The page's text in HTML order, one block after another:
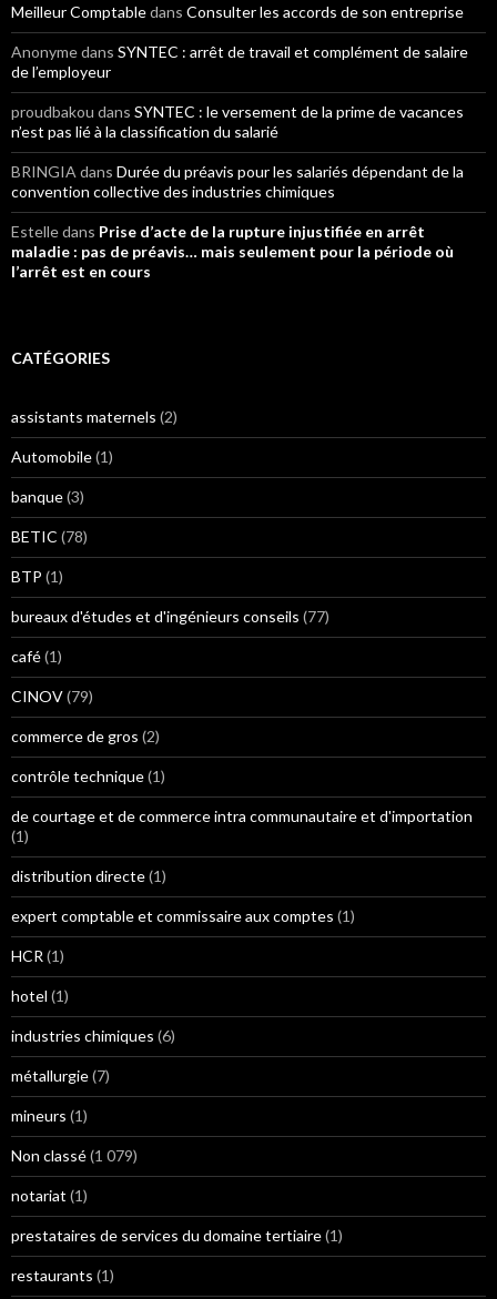
Meilleur Comptabledans Consulter les accords de son entreprise
Anonymedans SYNTEC : arrêt de travail et complément de salaire
de l’employeur
proudbakou dans SYNTEC : le versement de la prime de vacances
n’est pas lié à la classification du salarié
BRINGIA dans Durée du préavis pour les salariés dépendant de la
convention collective des industries chimiques
Estelledans Prise d’acte de la rupture injustifiée en arrêt
maladie : pas de préavis… mais seulement pour la période où
l’arrêt est en cours
CATÉGORIES
assistants maternels (2)
Automobile(1)
banque(3)
BETIC (78)
BTP (1)
bureaux d'études et d'ingénieurs conseils (77)
café(1)
CINOV(79)
commerce de gros (2)
contrôle technique(1)
de courtage et de commerce intra communautaire et d'importation
(1)
distribution directe(1)
expert comptable et commissaire aux comptes (1)
HCR (1)
hotel (1)
industries chimiques (6)
métallurgie(7)
mineurs (1)
Non classé(1 079)
notariat (1)
prestataires de services du domaine tertiaire(1)
restaurants (1)